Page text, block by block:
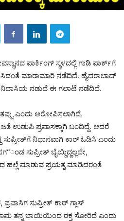
ಪಾರ್ಕಿಂಗ್ ಸ್ಥಳದಲ್ಲಿ ಗಾಡಿ ಪಾರ್ಕ್‌ಗೆ
ಮಾರಾಮಾರಿ ನಡೆದಿದೆ. ಹೈದರಾಬಾದ್‌
ನಿವಾಸಿಯ ನಡುವೆ ಈ ಗಲಾಟೆ ನಡೆದಿದೆ.
ತಪ್ಪು ಎಂದು ಆರೋಪಿಸಲಾಗಿದೆ.
ಉಡುಪಿ ಪ್ರವಾಸಕ್ಕಾಗಿ ಬಂದಿದ್ದೆ. ಆದರೆ
ಸುಪ್ರೀತ್‌ಗೆ ನಿಧಾನವಾಗಿ ಕಾರ್ ಓಡಿಸಿ ಎಂದು
ಸುಪ್ರೀತ್ ಬೈಯ್ದಿದ್ದಲ್ಲದೇ,
ಮಾಡುವ ಪ್ರಯತ್ನ ಮಾಡಿದರಂತೆ
ಸುಪ್ರೀತ್ ಕಾರ್ ಗ್ಲಾಸ್
ತನ್ನ ಬಾಯಿಯಿಂದ ರಕ್ತ ಸೋರಿದೆ ಎಂದು